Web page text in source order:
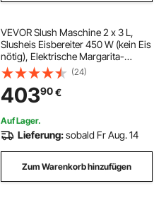
VEVOR Slush Maschine 2 x 3 L,
Slusheis Eisbereiter 450 W (kein Eis
nötig), Elektrische Margarita-
Maschine mit
Selbstreinigungsfunktion, Geeignet
für Frozen Margaritas Frappés
Milchshakes Shakes
(24)
40390€
Auf Lager.
Lieferung:sobald Fr Aug. 14
Zum Warenkorb hinzufügen